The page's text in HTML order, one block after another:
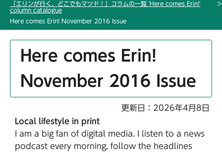
す
「エリンが行く、どこでもマツド！」コラムの一覧 'Here comes Erin!'
column catalogue
Here comes Erin! November 2016 Issue
か
Here comes Erin!
November 2016 Issue
更新日：2026年4月8日
Local lifestyle in print
I am a big fan of digital media. I listen to a news
podcast every morning, follow the headlines